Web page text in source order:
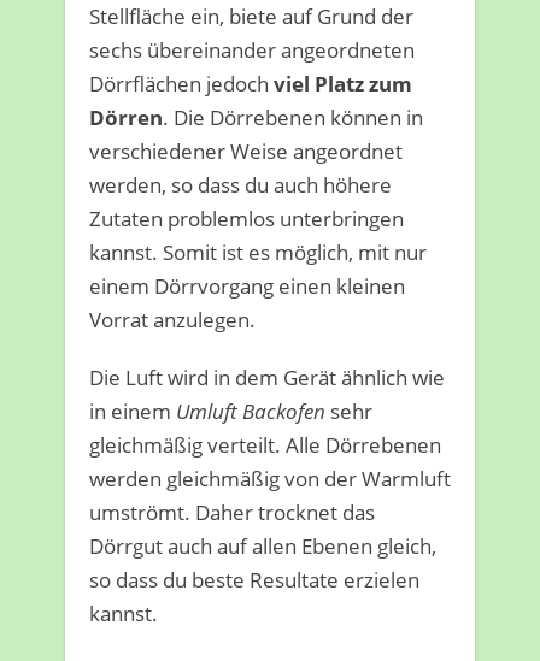
Stellfläche ein, biete auf Grund der
sechs übereinander angeordneten
Dörrflächen jedoch viel Platz zum
Dörren. Die Dörrebenen können in
verschiedener Weise angeordnet
werden, so dass du auch höhere
Zutaten problemlos unterbringen
kannst. Somit ist es möglich, mit nur
einem Dörrvorgang einen kleinen
Vorrat anzulegen.
Die Luft wird in dem Gerät ähnlich wie
in einem Umluft Backofen sehr
gleichmäßig verteilt. Alle Dörrebenen
werden gleichmäßig von der Warmluft
umströmt. Daher trocknet das
Dörrgut auch auf allen Ebenen gleich,
so dass du beste Resultate erzielen
kannst.